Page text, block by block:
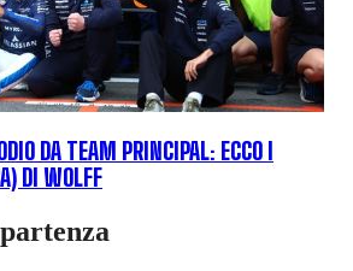
DA TEAM PRINCIPAL: ECCO I
DI WOLFF